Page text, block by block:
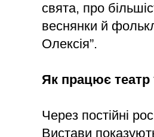
свята, про
веснянки й
Олексія”.
Як працює театр
Через постійні
Вистави